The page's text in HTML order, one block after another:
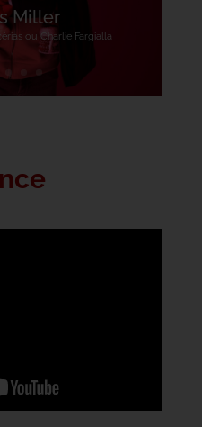
Miller
ou Charlie Fargialla